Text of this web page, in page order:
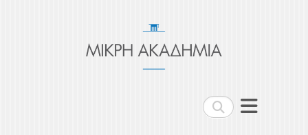
Search
Μικρή Ακαδημία